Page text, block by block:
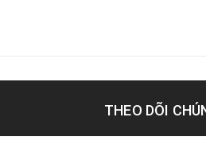
THEO DÕI